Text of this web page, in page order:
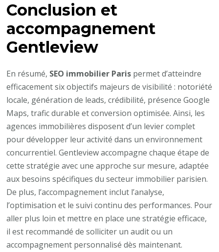
Conclusion et
accompagnement
Gentleview
En résumé, SEO immobilier Paris permet d’atteindre
efficacement six objectifs majeurs de visibilité : notoriété
locale, génération de leads, crédibilité, présence Google
Maps, trafic durable et conversion optimisée. Ainsi, les
agences immobilières disposent d’un levier complet
pour développer leur activité dans un environnement
concurrentiel. Gentleview accompagne chaque étape de
cette stratégie avec une approche sur mesure, adaptée
aux besoins spécifiques du secteur immobilier parisien.
De plus, l’accompagnement inclut l’analyse,
l’optimisation et le suivi continu des performances. Pour
aller plus loin et mettre en place une stratégie efficace,
il est recommandé de solliciter un audit ou un
accompagnement personnalisé dès maintenant.